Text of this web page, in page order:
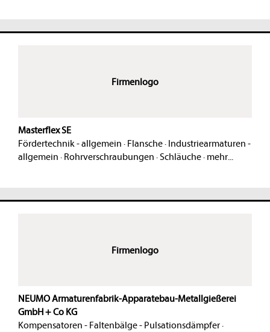
Firmenlogo
Masterflex SE
Fördertechnik - allgemein · Flansche· Industriearmaturen -
allgemein · Rohrverschraubungen · Schläuche· mehr...
Firmenlogo
NEUMO Armaturenfabrik-Apparatebau-Metallgießerei
GmbH + Co KG
Kompensatoren - Faltenbälge - Pulsationsdämpfer·